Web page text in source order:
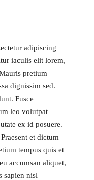
adipiscing
iaculis elit lorem,
pretium
dignissim sed.
Fusce
leo volutpat
ex id posuere.
et dictum
tempus quis et
accumsan aliquet,
sapien nisl